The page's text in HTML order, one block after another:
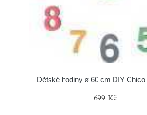
Dětské hodiny ø 60 cm DIY Chico
699 Kč